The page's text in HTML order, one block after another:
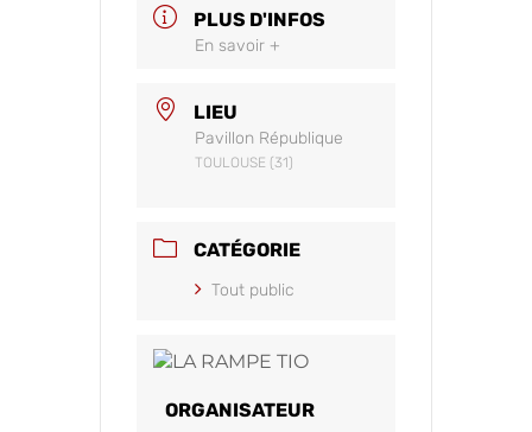
PLUS D'INFOS
En savoir +
LIEU
Pavillon République
TOULOUSE (31)
CATÉGORIE
Tout public
ORGANISATEUR